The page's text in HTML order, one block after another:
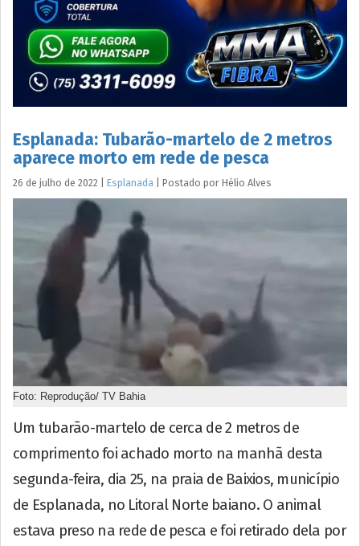
Esplanada: Tubarão-martelo de 2 metros
aparece morto em rede de pesca
26 de julho de 2022 Esplanada Postado por Hélio Alves
Foto: Reprodução/ TV Bahia
Um tubarão-martelo de cerca de 2 metros de
comprimento foi achado morto na manhã desta
segunda-feira, dia 25, na praia de Baixios, município
de Esplanada, no Litoral Norte baiano. O animal
estava preso na rede de pesca e foi retirado dela por